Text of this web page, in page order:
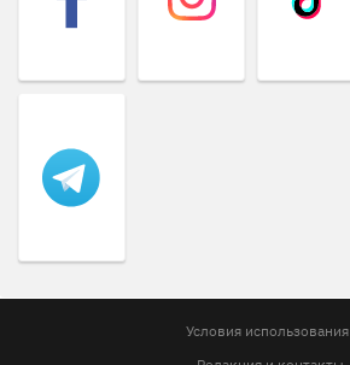
Условия использования